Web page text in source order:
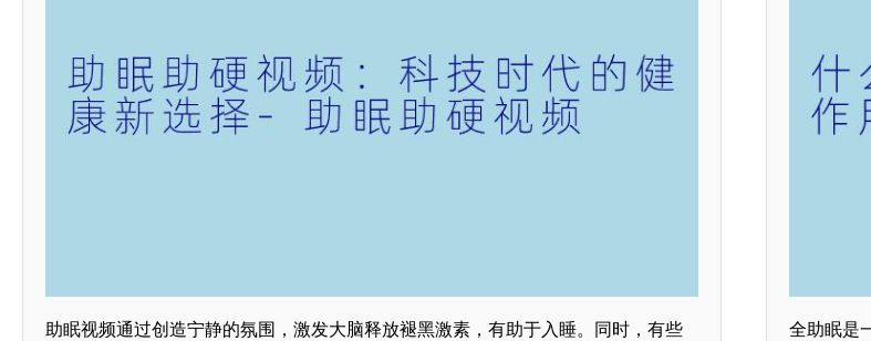
助眠视频通过创造宁静的氛围，激发大脑释放褪黑激素，有助于入睡。同时，有些
全助眠是